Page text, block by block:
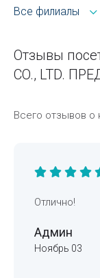
Все филиалы
Отзывы
CO., LTD.
Всего отзывов о
Отлично!
Админ
Ноябрь 03